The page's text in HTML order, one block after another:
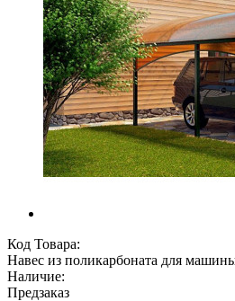
Код Товара:
Навес из поликарбоната для
Наличие:
Предзаказ